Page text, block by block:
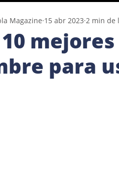
Pulso Político
10
para
Magazine 15 abr 2023 2 min de